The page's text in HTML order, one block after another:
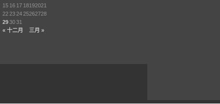
« 十二月 三月 »
15 16 17 18192021
22 23 24 25262728
293031